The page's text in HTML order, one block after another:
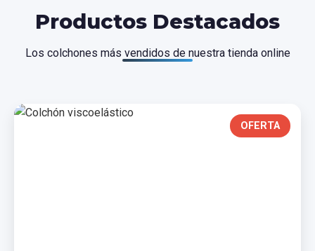
Productos Destacados
Los colchones más vendidos de nuestra tienda online
OFERTA